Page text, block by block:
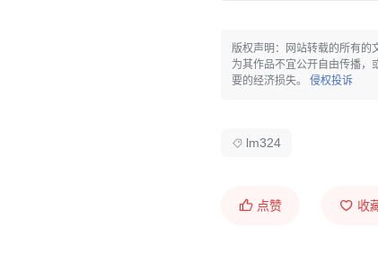
版权声明：网站转载的所有的
为其作品不宜公开自由传播，
要的经济损失。 侵权投诉
lm324
点赞 收